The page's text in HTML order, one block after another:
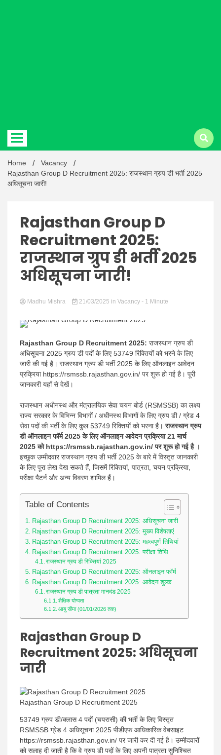
Latest
Hindi
News
Home
Vacancy
Rajasthan Group D Recruitment 2025: राजस्थान ग्रुप डी भर्ती 2025
अधिसूचना जारी!
Rajasthan Group D
Recruitment 2025:
राजस्थान ग्रुप डी भर्ती 2025
अधिसूचना जारी!
Madhu Mishra 21/03/2025 in Vacancy - 1 Minute
Rajasthan Group D Recruitment 2025: राजस्थान ग्रुप डी
अधिसूचना 2025 ग्रुप डी पदों के लिए 53749 रिक्तियों को भरने के लिए
जारी की गई है। राजस्थान ग्रुप डी भर्ती 2025 के लिए ऑनलाइन आवेदन
प्रक्रिया https://rsmssb.rajasthan.gov.in/ पर शुरू हो गई है। पूरी
जानकारी यहाँ से देखें।
राजस्थान अधीनस्थ और मंत्रालयिक सेवा चयन बोर्ड (RSMSSB) का लक्ष्य
राज्य सरकार के विभिन्न विभागों / अधीनस्थ विभागों के लिए ग्रुप डी / ग्रेड 4
सेवा पदों की भर्ती के लिए कुल 53749 रिक्तियों को भरना है।राजस्थान ग्रुप
डी ऑनलाइन फॉर्म 2025 के लिए ऑनलाइन आवेदन प्रक्रिया 21 मार्च
2025 को https://rsmssb.rajasthan.gov.in/ पर शुरू हो गई है।
इच्छुक उम्मीदवार राजस्थान ग्रुप डी भर्ती 2025 के बारे में विस्तृत जानकारी
के लिए पूरा लेख देख सकते हैं, जिसमें रिक्तियां, पात्रता, चयन प्रक्रिया,
परीक्षा पैटर्न और अन्य विवरण शामिल हैं।
Table of Contents
Rajasthan Group D Recruitment 2025: अधिसूचना जारी
Rajasthan Group D Recruitment 2025: मुख्य विशेषताएं
Rajasthan Group D Recruitment 2025: महत्वपूर्ण तिथियां
Rajasthan Group D Recruitment 2025: परीक्षा तिथि
राजस्थान ग्रुप डी रिक्तियां 2025
Rajasthan Group D Recruitment 2025: ऑनलाइन फॉर्म
Rajasthan Group D Recruitment 2025: आवेदन शुल्क
राजस्थान ग्रुप डी पात्रता मानदंड 2025
शैक्षिक योग्यता
आयु सीमा (01/01/2026 तक)
Rajasthan Group D
Recruitment 2025: अधिसूचना
जारी
Rajasthan Group D Recruitment 2025
53749 ग्रुप डी/क्लास 4 पदों (चपरासी) की भर्ती के लिए विस्तृत
RSMSSB ग्रेड 4 अधिसूचना 2025 पीडीएफ आधिकारिक वेबसाइट
https://rsmssb.rajasthan.gov.in/ पर जारी कर दी गई है। उम्मीदवारों
को सलाह दी जाती है कि वे ग्रुप डी पदों के लिए अपनी पात्रता सुनिश्चित